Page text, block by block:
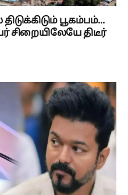
பூகம்பம்...
சிறையிலேயே திடீர்